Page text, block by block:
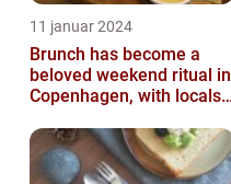
11 januar 2024
Brunch has become a
beloved weekend ritual in
Copenhagen, with locals
to...